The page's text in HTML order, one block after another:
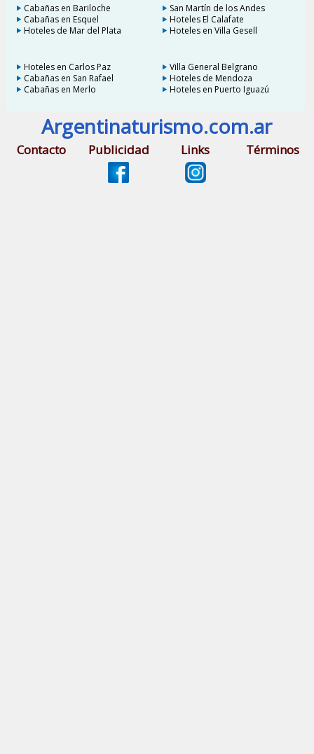
Cabañas en Bariloche
San Martín de los Andes
Cabañas en Esquel
Hoteles El Calafate
Hoteles de Mar del Plata
Hoteles en Villa Gesell
Hoteles en Carlos Paz
Villa General Belgrano
Cabañas en San Rafael
Hoteles de Mendoza
Cabañas en Merlo
Hoteles en Puerto Iguazú
Argentinaturismo.com.ar
Contacto Publicidad Links Términos